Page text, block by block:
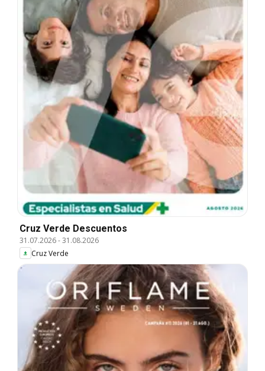
Cruz Verde Descuentos
31.07.2026-31.08.2026
Cruz Verde